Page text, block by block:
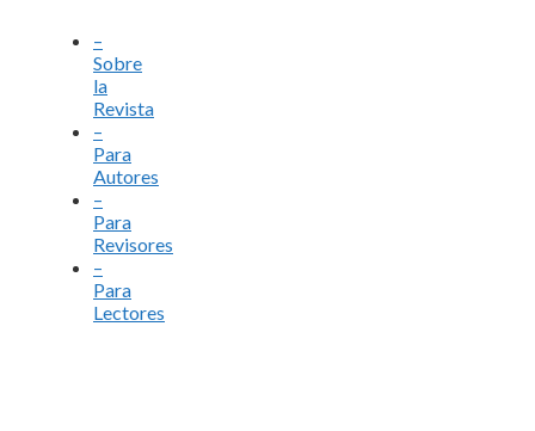
–
Sobre
la
Revista
–
Para
Autores
–
Para
Revisores
–
Para
Lectores